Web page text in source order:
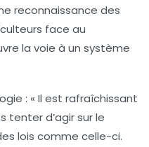
reconnaissance des
face au
la voie à un système
: « Il est rafraîchissant
tenter d’agir sur le
lois comme celle-ci.